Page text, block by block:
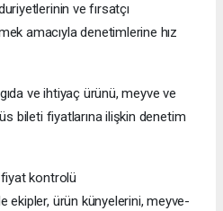
ve fırsatçı
amacıyla denetimlerine hız
ve ihtiyaç ürünü, meyve ve
bileti fiyatlarına ilişkin denetim
kontrolü
ekipler, ürün künyelerini, meyve-